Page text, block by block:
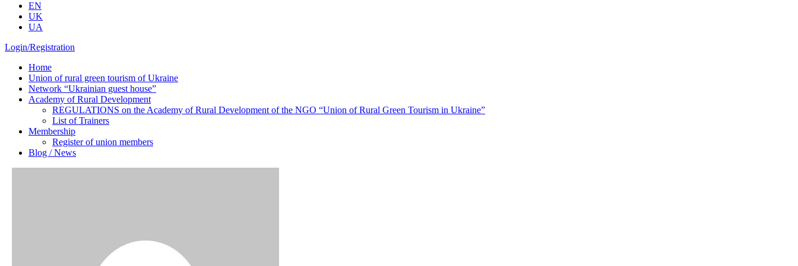
EN
UK
UA
Login/Registration
Home
Union of rural green tourism of Ukraine
Network “Ukrainian guest house”
Academy of Rural Development
REGULATIONS on the Academy of Rural Development of the NGO “Union of Rural Green Tourism in Ukraine”
List of Trainers
Membership
Register of union members
Blog / News